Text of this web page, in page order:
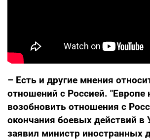
– Есть и другие мнения
отношений с Россией. "Европе
возобновить отношения с
окончания боевых действий в
заявил министр иностранных